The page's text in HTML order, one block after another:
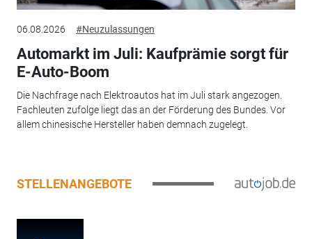
06.08.2026 #Neuzulassungen
Automarkt im Juli: Kaufprämie sorgt für
E-Auto-Boom
Die Nachfrage nach Elektroautos hat im Juli stark angezogen.
Fachleuten zufolge liegt das an der Förderung des Bundes. Vor
allem chinesische Hersteller haben demnach zugelegt.
STELLENANGEBOTE